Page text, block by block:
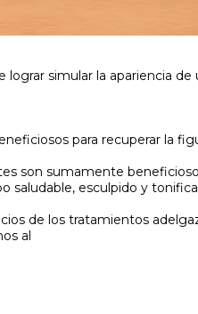
simular la apariencia
para recuperar la
son sumamente
saludable, esculpido y
de los tratamientos
al